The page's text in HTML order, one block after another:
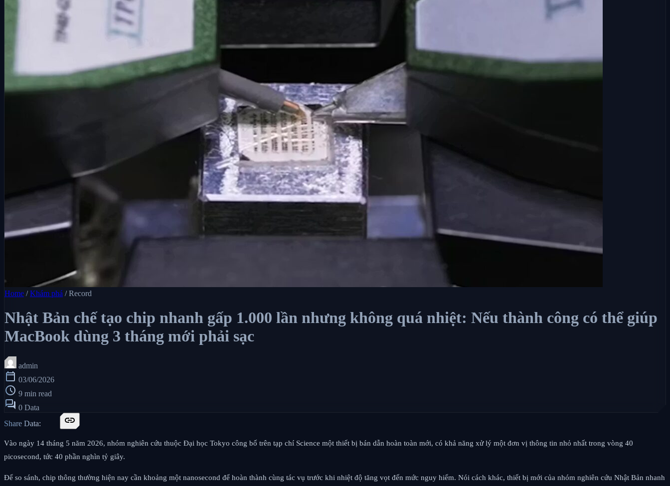
Home / Khám phá / Record
Nhật Bản chế tạo chip nhanh gấp 1.000 lần nhưng không quá nhiệt: Nếu thành công có thể giúp
MacBook dùng 3 tháng mới phải sạc
admin
calendar_today 03/06/2026
schedule 9 min read
forum 0 Data
Share Data:
link
Vào ngày 14 tháng 5 năm 2026, nhóm nghiên cứu thuộc Đại học Tokyo công bố trên tạp chí Science một thiết bị bán dẫn hoàn toàn mới, có khả năng xử lý một đơn vị thông tin nhỏ nhất trong vòng 40
picosecond, tức 40 phần nghìn tỷ giây.
Để so sánh, chip thông thường hiện nay cần khoảng một nanosecond để hoàn thành cùng tác vụ trước khi nhiệt độ tăng vọt đến mức nguy hiểm. Nói cách khác, thiết bị mới của nhóm nghiên cứu Nhật Bản nhanh